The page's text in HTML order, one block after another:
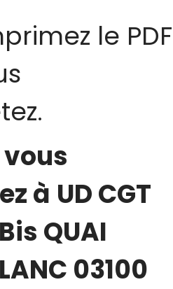
le PDF
à UD CGT
QUAI
03100